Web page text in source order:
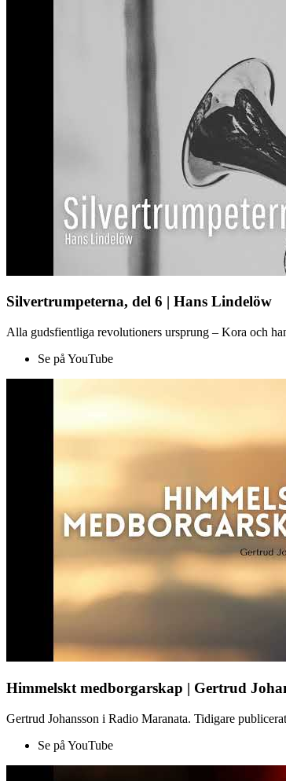
Silvertrumpeterna, del 6 | Hans Lindelöw
Alla gudsfientliga revolutioners ursprung – Kora och
Se på YouTube
Himmelskt medborgarskap | Gertrud
Gertrud Johansson i Radio Maranata. Tidigare
Se på YouTube